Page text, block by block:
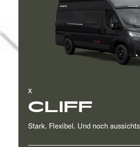
CLIFF
X
Stark. Flexibel. Und noch